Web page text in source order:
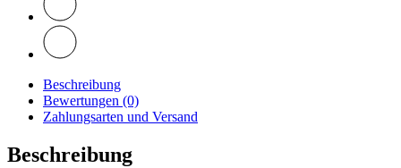
Beschreibung
Bewertungen (0)
Zahlungsarten und Versand
Beschreibung